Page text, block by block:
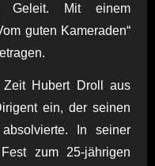
Geleit. Mit einem
guten Kameraden“
Hubert Droll aus
ein, der seinen
In seiner
zum 25-jährigen